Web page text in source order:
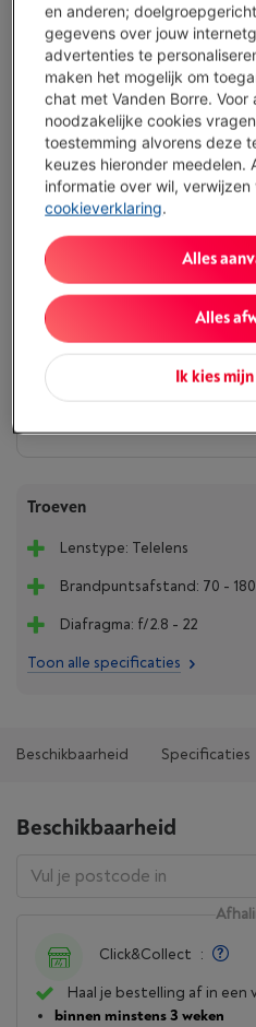
Representatief voorbeeld :
1.500,00 EUR aan een JAARLIJKS
0,02% maandelijkse kaartkosten van
debetrentevoet van 14,23%), en een
Binnen minstens 3 weken
€ 1.149,00
Of 24 betalingen van € 51,07 -
Debetrentevoet 6,24%,
Troeven
Lenstype: Telelens
Brandpuntsafstand: 70 - 180
Diafragma: f/2.8 - 22
Toon alle specificaties
Beschikbaarheid Specificaties
Beschikbaarheid
Click&Collect :
Haal je bestelling af in een
binnen minstens 3 weken
en anderen;
gegevens over jouw
advertenties te
maken het mogelijk om
chat met Vanden Borre. Voor
noodzakelijke cookies
toestemming alvorens deze
keuzes hieronder meedelen.
informatie over wil,
cookieverklaring.
Ik kies
Alles
Alles